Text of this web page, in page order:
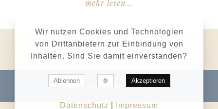
mehr lesen...
© Nordsee Liebe Spiekeroog
2026
Impressum
Wir nutzen Cookies und Technologien
von Drittanbietern zur Einbindung von
Inhalten. Sind Sie damit einverstanden?
Ablehnen Akzeptieren
Datenschutz Impressum